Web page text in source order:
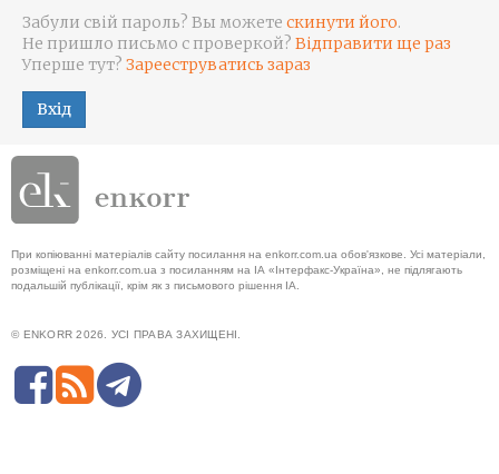
Забули свій пароль? Вы можете скинути його.
Не пришло письмо с проверкой? Відправити ще раз
Уперше тут? Зарееструватись зараз
Вхід
При копіюванні матеріалів сайту посилання на enkorr.com.ua обов'язкове. Усі матеріали,
розміщені на enkorr.com.ua з посиланням на ІА «Інтерфакс-Україна», не підлягають
подальшій публікації, крім як з письмового рішення ІА.
© ENKORR 2026. УСІ ПРАВА ЗАХИЩЕНІ.